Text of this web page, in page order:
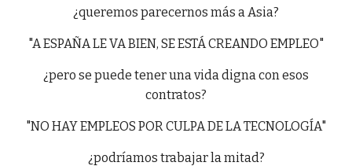
¿queremos parecernos más a Asia?
"A ESPAÑA LE VA BIEN, SE ESTÁ CREANDO EMPLEO"
¿pero se puede tener una vida digna con esos
contratos?
"NO HAY EMPLEOS POR CULPA DE LA TECNOLOGÍA"
¿podríamos trabajar la mitad?